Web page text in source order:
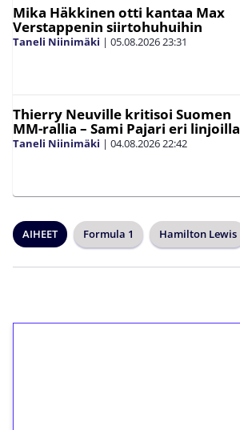
Mika Häkkinen otti kantaa Max
Verstappenin siirtohuhuihin
Taneli Niinimäki | 05.08.202623:31
Thierry Neuville kritisoi Suomen
MM-rallia – Sami Pajari eri linjoilla
Taneli Niinimäki | 04.08.202622:42
AIHEET Formula 1 Hamilton Lewis